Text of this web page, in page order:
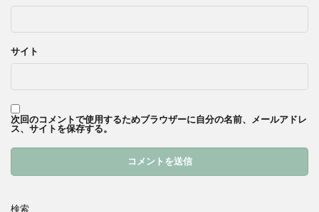
サイト
次回のコメントで使用するためブラウザーに自分の名前、メールアドレ
ス、サイトを保存する。
検索